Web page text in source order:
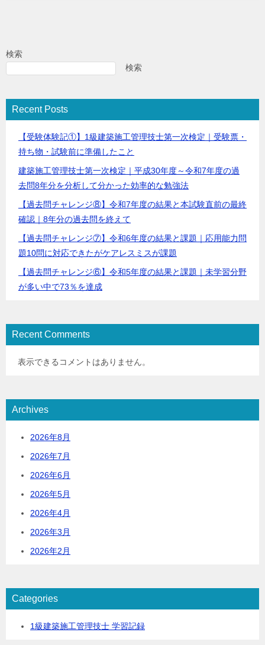
検索
検索
Recent Posts
【受験体験記①】1級建築施工管理技士第一次検定｜受験票・
持ち物・試験前に準備したこと
建築施工管理技士第一次検定｜平成30年度～令和7年度の過
去問8年分を分析して分かった効率的な勉強法
【過去問チャレンジ⑧】令和7年度の結果と本試験直前の最終
確認｜8年分の過去問を終えて
【過去問チャレンジ⑦】令和6年度の結果と課題｜応用能力問
題10問に対応できたがケアレスミスが課題
【過去問チャレンジ⑥】令和5年度の結果と課題｜未学習分野
が多い中で73％を達成
Recent Comments
表示できるコメントはありません。
Archives
2026年8月
2026年7月
2026年6月
2026年5月
2026年4月
2026年3月
2026年2月
Categories
1級建築施工管理技士 学習記録